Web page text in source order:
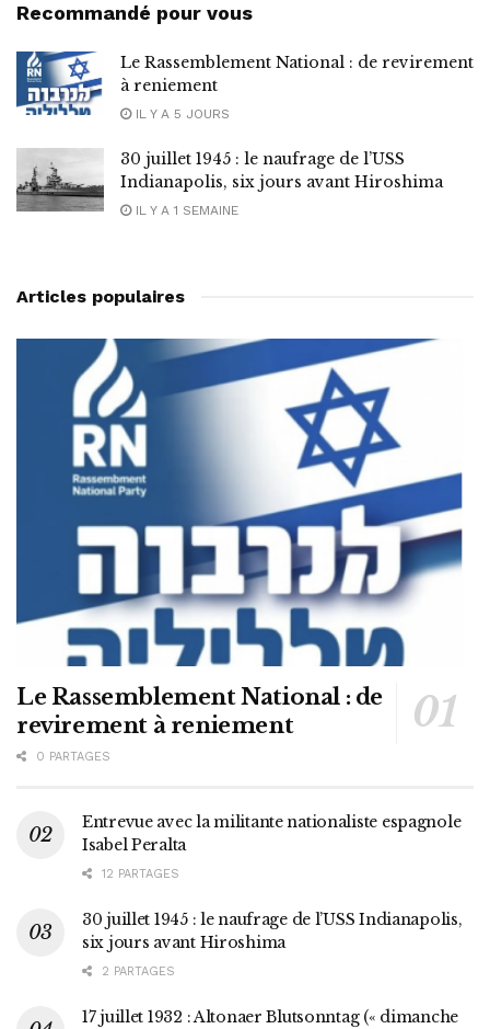
Recommandé pour vous
Le Rassemblement National : de revirement
à reniement
IL Y A 5 JOURS
30 juillet 1945 : le naufrage de l’USS
Indianapolis, six jours avant Hiroshima
IL Y A 1 SEMAINE
Articles populaires
Le Rassemblement National : de
revirement à reniement
0 PARTAGES
Entrevue avec la militante nationaliste espagnole
Isabel Peralta
12 PARTAGES
30 juillet 1945 : le naufrage de l’USS Indianapolis,
six jours avant Hiroshima
2 PARTAGES
17 juillet 1932 : Altonaer Blutsonntag (« dimanche